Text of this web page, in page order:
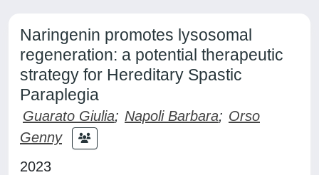
Naringenin promotes lysosomal
regeneration: a potential therapeutic
strategy for Hereditary Spastic
Paraplegia
Guarato Giulia; Napoli Barbara; Orso
Genny
2023